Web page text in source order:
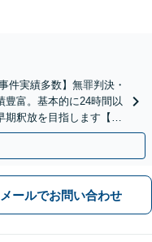
件実績多数】無罪判決・
豊富。基本的に24時間以
期釈放を目指します【事
リア対応】
メールでお問い合わせ